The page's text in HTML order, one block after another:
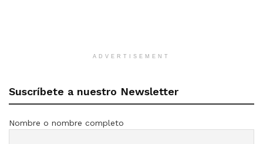
ADVERTISEMENT
Suscríbete a nuestro Newsletter
Nombre o nombre completo